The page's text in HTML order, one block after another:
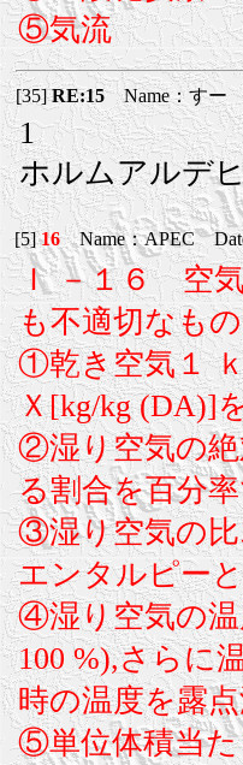
⑤気流
[35]RE:15Name：すー
1
ホルムアルデ
[5]16Name：APEC
Ｉ －１６ 空気
も不適切なも
①乾き空気１
Ｘ[kg/kg (DA)]
②湿り空気の絶
る割合を百分
③湿り空気の比
エンタルピー
④湿り空気の温
100 %),さらに
時の温度を露
⑤単位体積当た